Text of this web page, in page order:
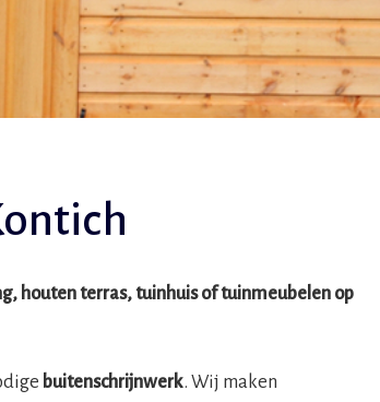
houten terras, tuinhuis of tuinmeubelen op
buitenschrijnwerk. Wij maken